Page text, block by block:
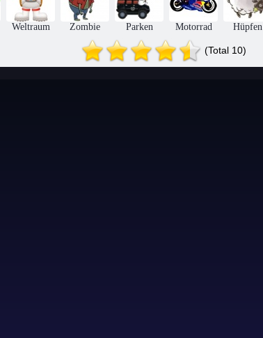
Rebellen Panzerkriegssimulator
Zombie -
Weltraum Zombie Parken Motorrad Hüpfen
(Total 10)